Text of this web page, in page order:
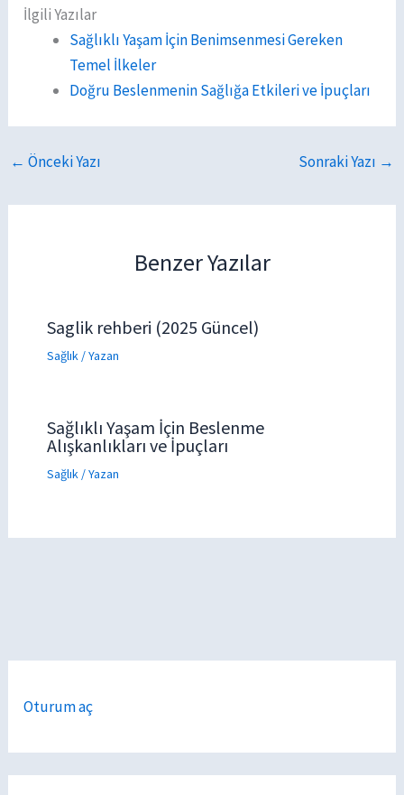
İlgili Yazılar
Sağlıklı Yaşam İçin Benimsenmesi Gereken
Temel İlkeler
Doğru Beslenmenin Sağlığa Etkileri ve İpuçları
← Önceki Yazı Sonraki Yazı →
Benzer Yazılar
Saglik rehberi (2025 Güncel)
Sağlık/ Yazan
Sağlıklı Yaşam İçin Beslenme
Alışkanlıkları ve İpuçları
Sağlık/ Yazan
Oturum aç